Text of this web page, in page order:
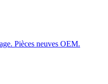
Pièces neuves OEM.